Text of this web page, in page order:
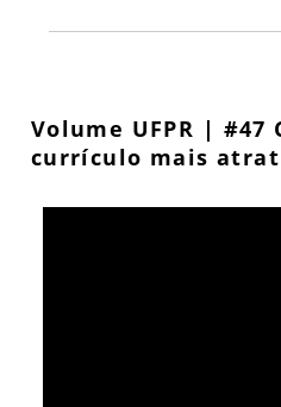
Volume UFPR | #47
currículo mais